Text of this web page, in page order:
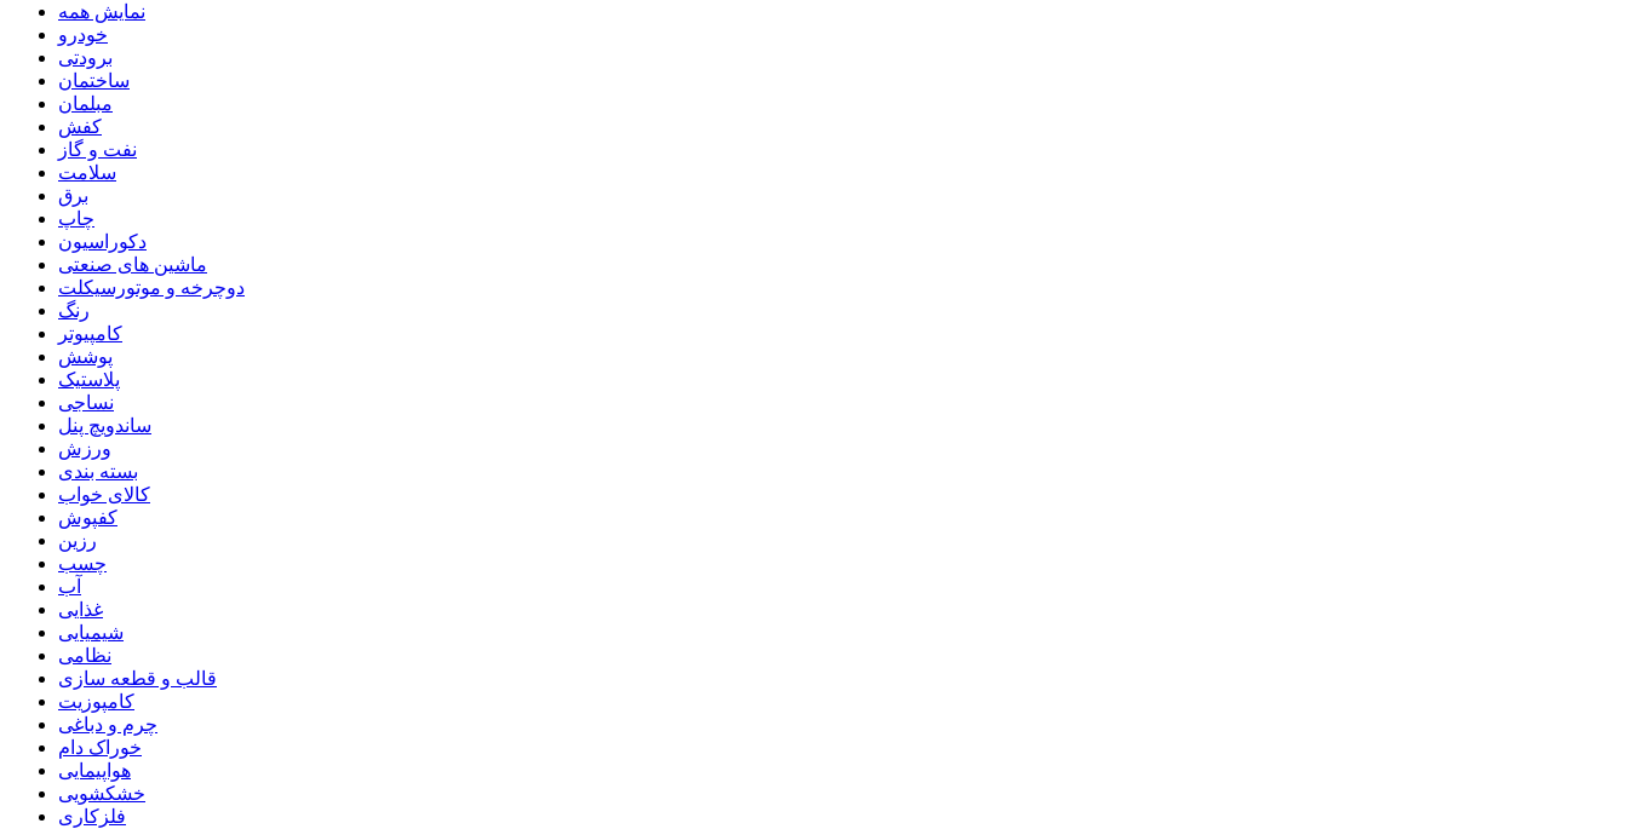
نمایش همه
خودرو
برودتی
ساختمان
مبلمان
کفش
نفت و گاز
سلامت
برق
چاپ
دکوراسیون
ماشین های صنعتی
دوچرخه و موتورسیکلت
رنگ
کامپیوتر
پوشش
پلاستیک
نساجی
ساندویچ پنل
ورزش
بسته بندی
کالای خواب
کفپوش
رزین
چسب
آب
غذایی
شیمیایی
نظامی
قالب و قطعه سازی
کامپوزیت
چرم و دباغی
خوراک دام
هواپیمایی
خشکشویی
فلزکاری